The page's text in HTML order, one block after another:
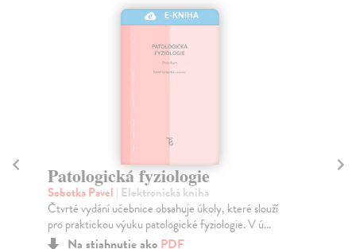
E-KNIHA
Patologická fyziologie
Sobotka Pavel | Elektronická kniha
Čtvrté vydání učebnice obsahuje úkoly, které slouží
pro praktickou výuku patologické fyziologie. V ú...
Na stiahnutie ako PDF